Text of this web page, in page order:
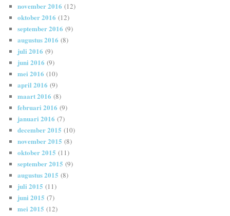
november 2016 (12)
oktober 2016 (12)
september 2016 (9)
augustus 2016 (8)
juli 2016 (9)
juni 2016 (9)
mei 2016 (10)
april 2016 (9)
maart 2016 (8)
februari 2016 (9)
januari 2016 (7)
december 2015 (10)
november 2015 (8)
oktober 2015 (11)
september 2015 (9)
augustus 2015 (8)
juli 2015 (11)
juni 2015 (7)
mei 2015 (12)